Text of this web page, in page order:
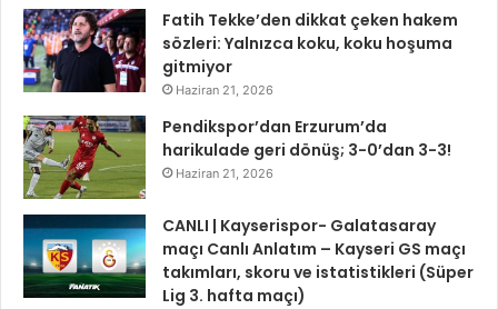
Fatih Tekke’den dikkat çeken hakem
sözleri: Yalnızca koku, koku hoşuma
gitmiyor
Haziran 21, 2026
Pendikspor’dan Erzurum’da
harikulade geri dönüş; 3-0’dan 3-3!
Haziran 21, 2026
CANLI | Kayserispor- Galatasaray
maçı Canlı Anlatım – Kayseri GS maçı
takımları, skoru ve istatistikleri (Süper
Lig 3. hafta maçı)